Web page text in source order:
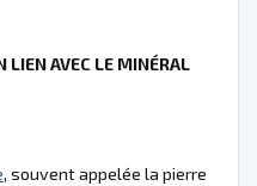
LIEN AVEC LE MINÉRAL
, souvent appelée la pierre